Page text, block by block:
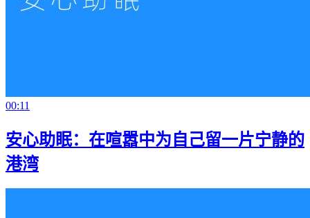
00:11
安心助眠：在喧嚣中为自己留一片宁静的
港湾